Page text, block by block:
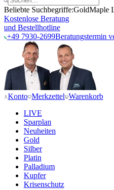
Beliebte Suchbegriffe:GoldMaple
Kostenlose Beratung
und Bestellhotline
+49 7930-2699Beratungstermin
Konto Merkzettel Warenkorb
LIVE
Sparplan
Neuheiten
Gold
Silber
Platin
Palladium
Kupfer
Krisenschutz